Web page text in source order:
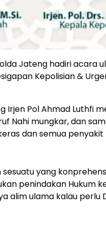
Jateng hadiri acara
Kepolisian &
Pol Ahmad Luthfi
Nahi mungkar, dan
dan semua
yang
penindakan Hukum
alim ulama kalau perlu